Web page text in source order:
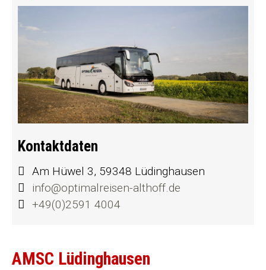
Kontaktdaten
Am Hüwel 3, 59348 Lüdinghausen
info@optimalreisen-althoff.de
+49(0)2591 4004
AMSC Lüdinghausen